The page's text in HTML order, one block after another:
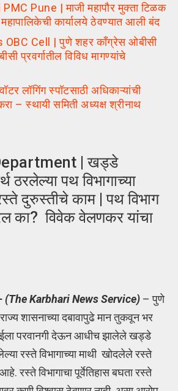
Pune | माजी महापौर मुक्ता टिळक
महापालिकेची कार्यालये ठेवण्यात आली बंद
Cell | पुणे शहर काँग्रेस ओबीसी
प्रवर्गातील विविध मागण्यांचे
लॉगिंग स्पॉटसाठी अधिकाऱ्यांची
– स्थायी समिती अध्यक्ष श्रीनाथ
| खड्डे
ठरलेल्या पथ विभागाच्या
दुरुस्तीचे काम | पथ विभाग
का? विवेक वेलणकर यांचा
(The Karbhari News Service)– पुणे
शासनाच्या दबावापुढे मान तुकवून भर
परवानगी देऊन आधीच झालेले खड्डे
रस्ते विभागाच्या माथी खोदलेले रस्ते
रस्ते विभागाचा पूर्वेतिहास बघता रस्ते